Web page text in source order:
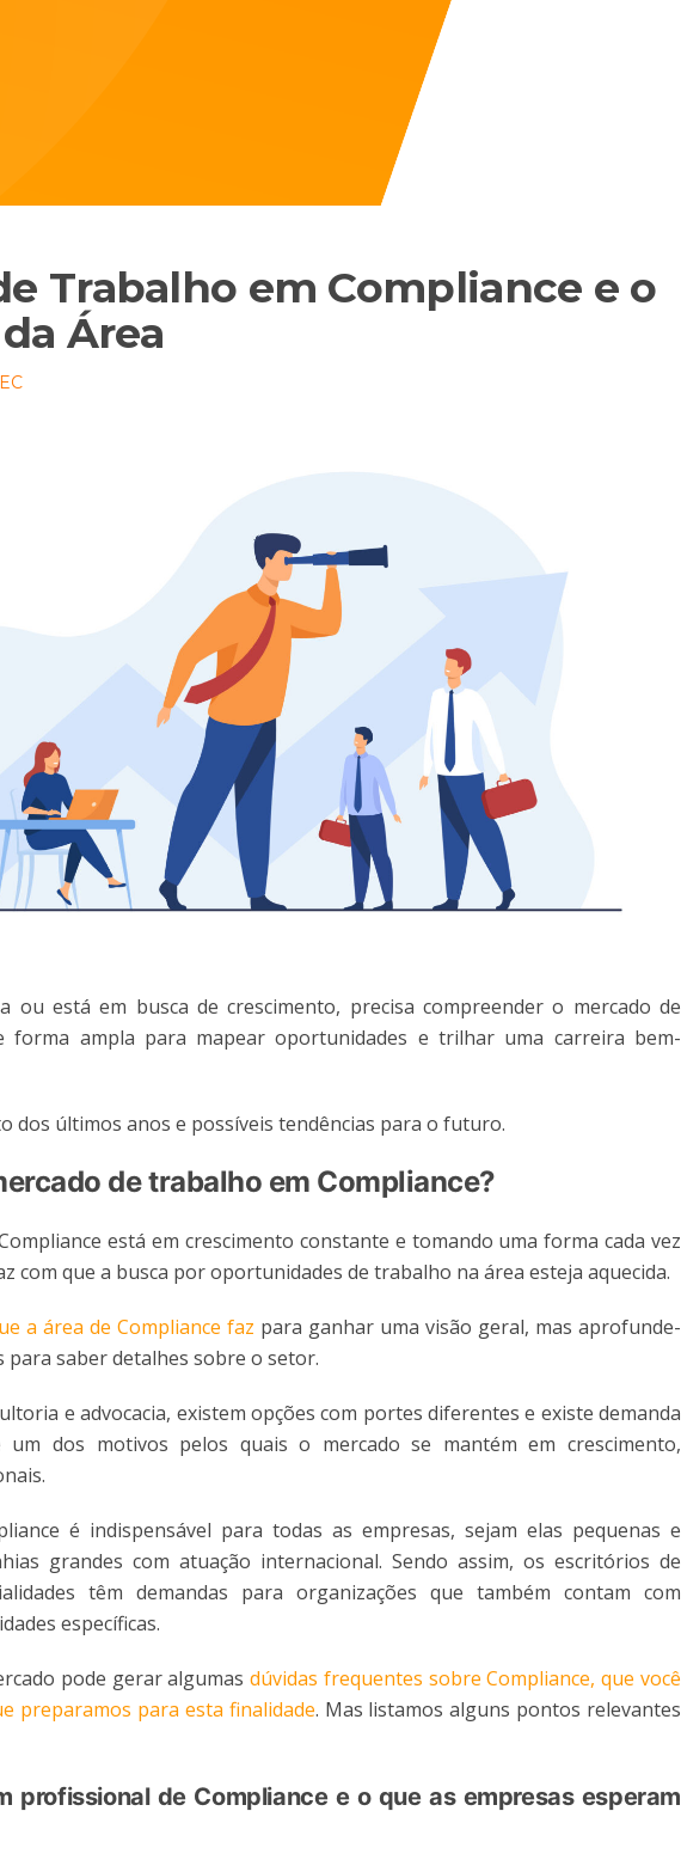
Trabalho em Compliance e o
Área
ou está em busca de crescimento, precisa compreender o mercado de
forma ampla para mapear oportunidades e trilhar uma carreira bem-
dos últimos anos e possíveis tendências para o futuro.
de trabalho em Compliance?
está em crescimento constante e tomando uma forma cada vez
com que a busca por oportunidades de trabalho na área esteja aquecida.
a área de Compliance faz para ganhar uma visão geral, mas aprofunde-
para saber detalhes sobre o setor.
e advocacia, existem opções com portes diferentes e existe demanda
dos motivos pelos quais o mercado se mantém em crescimento,
é indispensável para todas as empresas, sejam elas pequenas e
grandes com atuação internacional. Sendo assim, os escritórios de
têm demandas para organizações que também contam com
específicas.
pode gerar algumasdúvidas frequentes sobre Compliance, que você
preparamos para esta finalidade. Mas listamos alguns pontos relevantes
profissional de Compliance e o que as empresas esperam